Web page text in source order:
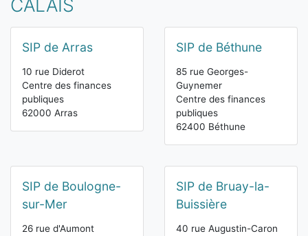
CALAIS
SIP de Arras
10 rue Diderot
Centre des finances
publiques
62000 Arras
SIP de Béthune
85 rue Georges-
Guynemer
Centre des finances
publiques
62400 Béthune
SIP de Boulogne-
sur-Mer
26 rue d'Aumont
SIP de Bruay-la-
Buissière
40 rue Augustin-Caron